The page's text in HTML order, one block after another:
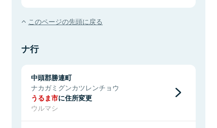
このページの先頭に戻る
ナ行
中頭郡勝連町
ナカガミグンカツレンチョウ
うるま市に住所変更
ウルマシ